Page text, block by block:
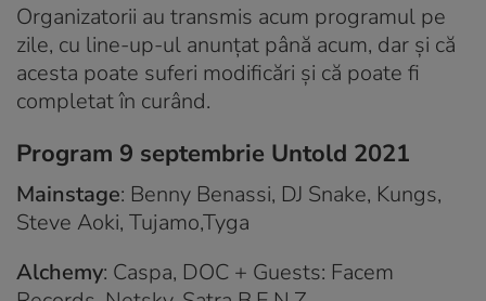
Organizatorii au transmis acum programul pe
zile, cu line-up-ul anunțat până acum, dar și că
acesta poate suferi modificări și că poate fi
completat în curând.
Program 9 septembrie Untold 2021
Mainstage: Benny Benassi, DJ Snake, Kungs,
Steve Aoki, Tujamo,Tyga
Alchemy: Caspa, DOC + Guests: Facem